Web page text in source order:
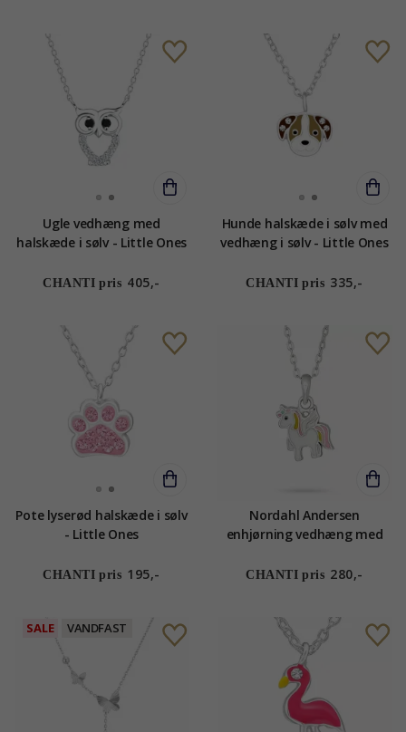
Ugle vedhæng med
halskæde i sølv - Little Ones
CHANTI pris 405,-
Hunde halskæde i sølv med
vedhæng i sølv - Little Ones
CHANTI pris 335,-
Pote lyserød halskæde i sølv
- Little Ones
CHANTI pris 195,-
Nordahl Andersen
enhjørning vedhæng med
multifarvet emalje
CHANTI pris 280,-
SALE VANDFAST